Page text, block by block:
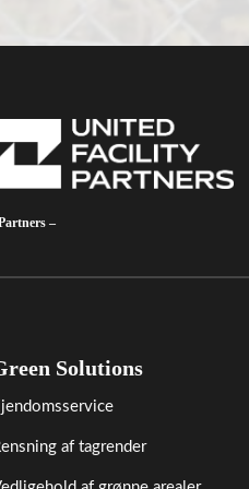
–
Solutions
af tagrender